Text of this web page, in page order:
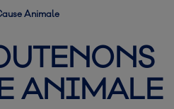
Animale
ANIMALE